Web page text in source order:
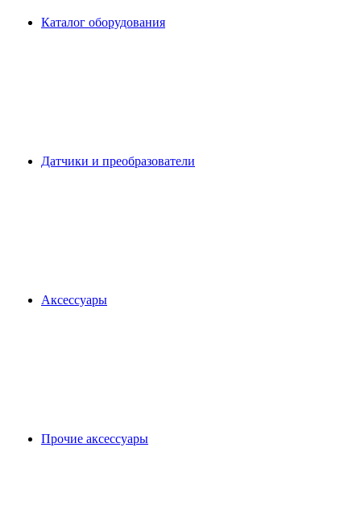
Каталог оборудования
Датчики и преобразователи
Аксессуары
Прочие аксессуары